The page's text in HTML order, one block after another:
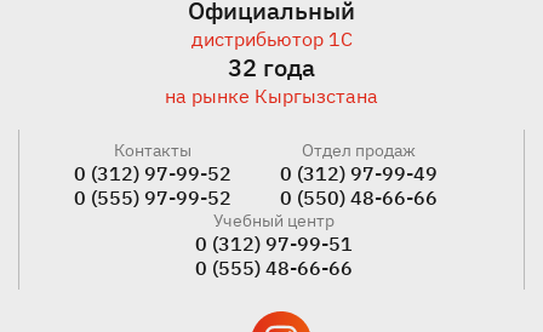
Официальный
дистрибьютор 1С
32 года
на рынке Кыргызстана
Контакты
0 (312) 97-99-52
0 (555) 97-99-52
Отдел продаж
0 (312) 97-99-49
0 (550) 48-66-66
Учебный центр
0 (312) 97-99-51
0 (555) 48-66-66